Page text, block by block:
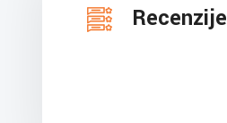
Recenzije